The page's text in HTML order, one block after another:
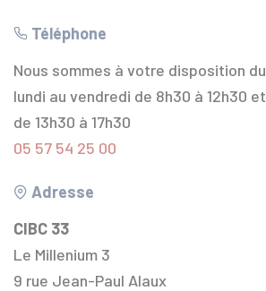
Téléphone
Nous sommes à votre disposition du
lundi au vendredi de 8h30 à 12h30 et
de 13h30 à 17h30
05 57 54 25 00
Adresse
CIBC 33
Le Millenium 3
9 rue Jean-Paul Alaux